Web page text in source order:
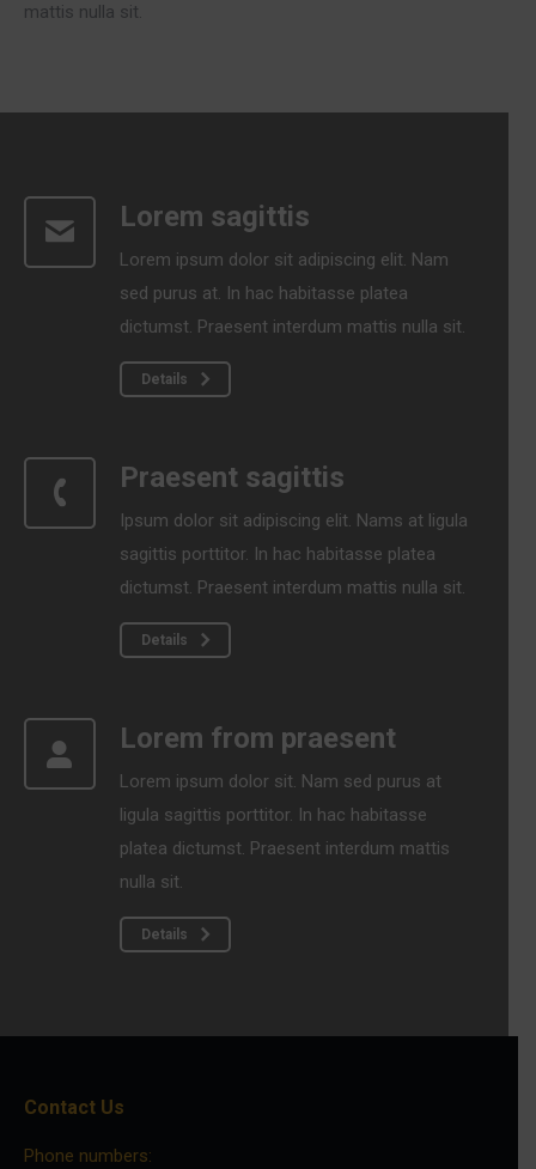
mattis nulla sit.
Lorem sagittis
Lorem ipsum dolor sit adipiscing elit. Nam
sed purus at. In hac habitasse platea
dictumst. Praesent interdum mattis nulla sit.
Details
Praesent sagittis
Ipsum dolor sit adipiscing elit. Nams at ligula
sagittis porttitor. In hac habitasse platea
dictumst. Praesent interdum mattis nulla sit.
Details
Lorem from praesent
Lorem ipsum dolor sit. Nam sed purus at
ligula sagittis porttitor. In hac habitasse
platea dictumst. Praesent interdum mattis
nulla sit.
Details
Contact Us
Phone numbers: